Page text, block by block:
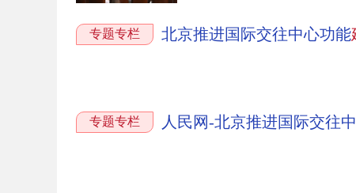
专题专栏 北京推进国际交往中心功能
专题专栏 人民网-北京推进国际交往